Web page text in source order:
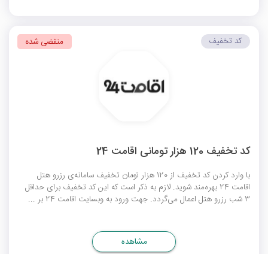
کد تخفیف 120 هزار تومانی اقامت 24
با وارد کردن کد تخفیف از 120 هزار تومان تخفیف سامانه‌ی رزرو هتل
اقامت 24 بهره‌مند شوید. لازم به ذکر است که این کد تخفیف برای حداقل
3 شب رزرو هتل اعمال می‌گردد. جهت ورود به وبسایت اقامت 24 بر ...
کد تخفیف منقضی شده
مشاهده